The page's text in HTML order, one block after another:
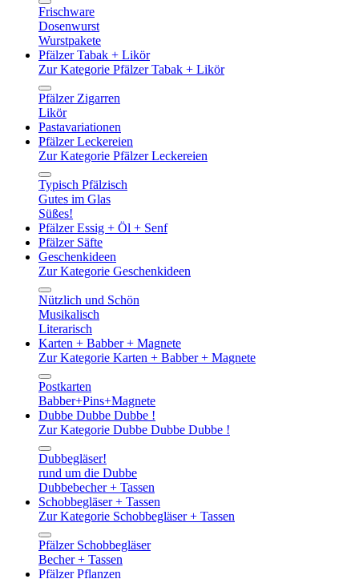
Frischware
Dosenwurst
Wurstpakete
Pfälzer Tabak + Likör
Zur Kategorie Pfälzer Tabak + Likör
Pfälzer Zigarren
Likör
Pastavariationen
Pfälzer Leckereien
Zur Kategorie Pfälzer Leckereien
Typisch Pfälzisch
Gutes im Glas
Süßes!
Pfälzer Essig + Öl + Senf
Pfälzer Säfte
Geschenkideen
Zur Kategorie Geschenkideen
Nützlich und Schön
Musikalisch
Literarisch
Karten + Babber + Magnete
Zur Kategorie Karten + Babber + Magnete
Postkarten
Babber+Pins+Magnete
Dubbe Dubbe Dubbe !
Zur Kategorie Dubbe Dubbe Dubbe !
Dubbegläser!
rund um die Dubbe
Dubbebecher + Tassen
Schobbegläser + Tassen
Zur Kategorie Schobbegläser + Tassen
Pfälzer Schobbegläser
Becher + Tassen
Pfälzer Pflanzen